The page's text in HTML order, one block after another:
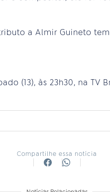
a Almir Guineto
(13), às 23h30, na TV
Compartilhe essa notícia